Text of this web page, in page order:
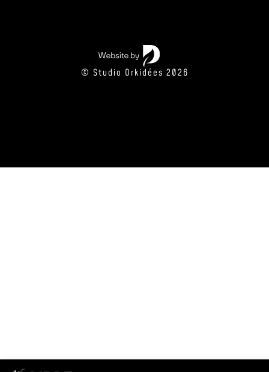
© Studio Orkidées 2026